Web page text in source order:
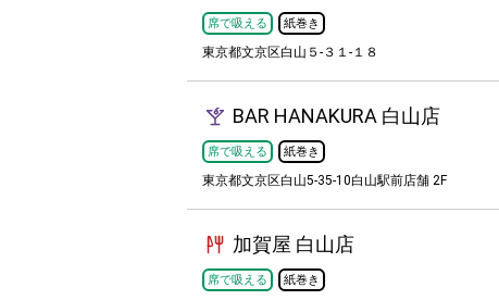
席で吸える 紙巻き
東京都文京区白山５-３１-１８
BAR HANAKURA 白山店
席で吸える 紙巻き
東京都文京区白山5-35-10白山駅前店舗 2F
加賀屋 白山店
席で吸える 紙巻き